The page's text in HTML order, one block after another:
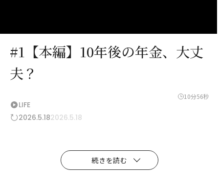
#1【本編】10年後の年金、大丈
夫？
10分56秒
LIFE
2026.5.182026.5.18
続きを読む